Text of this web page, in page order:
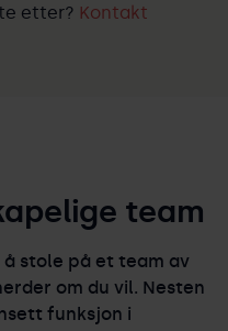
etter? Kontakt
team
stole på et team av
om du vil. Nesten
funksjon i